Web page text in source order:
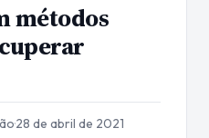
métodos
·28 de abril de 2021